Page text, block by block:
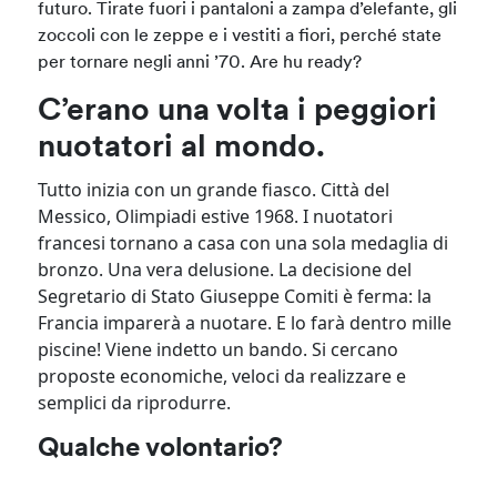
futuro. Tirate fuori i pantaloni a zampa d’elefante, gli
zoccoli con le zeppe e i vestiti a fiori, perché state
per tornare negli anni ’70. Are hu ready?
C’erano una volta i peggiori
nuotatori al mondo.
Tutto inizia con un grande fiasco. Città del
Messico, Olimpiadi estive 1968. I nuotatori
francesi tornano a casa con una sola medaglia di
bronzo. Una vera delusione. La decisione del
Segretario di Stato Giuseppe Comiti è ferma: la
Francia imparerà a nuotare. E lo farà dentro mille
piscine! Viene indetto un bando. Si cercano
proposte economiche, veloci da realizzare e
semplici da riprodurre.
Qualche volontario?